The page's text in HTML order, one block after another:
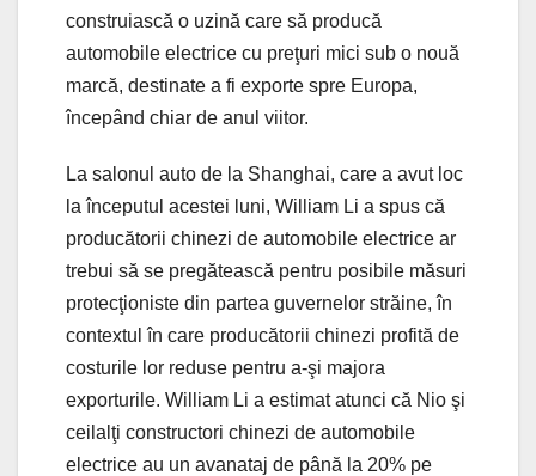
construiască o uzină care să producă
automobile electrice cu preţuri mici sub o nouă
marcă, destinate a fi exporte spre Europa,
începând chiar de anul viitor.
La salonul auto de la Shanghai, care a avut loc
la începutul acestei luni, William Li a spus că
producătorii chinezi de automobile electrice ar
trebui să se pregătească pentru posibile măsuri
protecţioniste din partea guvernelor străine, în
contextul în care producătorii chinezi profită de
costurile lor reduse pentru a-şi majora
exporturile. William Li a estimat atunci că Nio şi
ceilalţi constructori chinezi de automobile
electrice au un avanataj de până la 20% pe